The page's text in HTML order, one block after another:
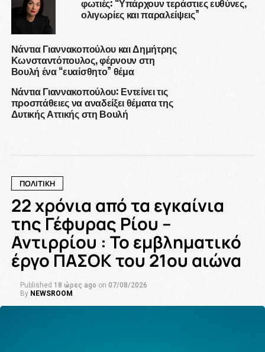
φωτιές: “Υπάρχουν τεράστιες ευθύνες,
ολιγωρίες και παραλείψεις”
Νάντια Γιαννακοπούλου και Δημήτρης
Κωνσταντόπουλος, φέρνουν στη
Βουλή ένα “ευαίσθητο” θέμα
Νάντια Γιαννακοπούλου: Εντείνει τις
προσπάθειες να αναδείξει θέματα της
Δυτικής Αττικής στη Βουλή
ΠΟΛΙΤΙΚΗ
22 χρόνια από τα εγκαίνια
της Γέφυρας Ρίου –
Αντιρρίου : Το εμβληματικό
έργο ΠΑΣΟΚ του 21ου αιώνα
Published 18 ώρες ago on 07/08/2026
By NEWSROOM